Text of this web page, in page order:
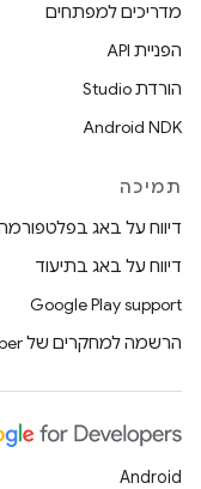
מדריכים למפתחים
הפניית API
הורדת Studio
Android NDK
תמיכה
דיווח על באג
דיווח על באג בתיעוד
Google Play support
הרשמה למחקרים של Android Developer
Android